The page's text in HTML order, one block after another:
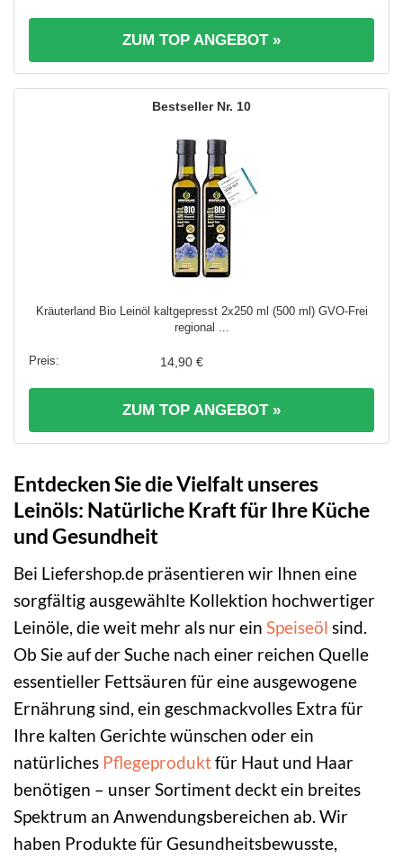
ZUM TOP ANGEBOT »
10
Kräuterland Bio Leinöl kaltgepresst 2x250 ml (500 ml) GVO-Frei
regional ...
14,90 €
ZUM TOP ANGEBOT »
Entdecken Sie die Vielfalt unseres
Leinöls: Natürliche Kraft für Ihre Küche
und Gesundheit
Bei Liefershop.de präsentieren wir Ihnen eine
sorgfältig ausgewählte Kollektion hochwertiger
Leinöle, die weit mehr als nur ein Speiseöl sind.
Ob Sie auf der Suche nach einer reichen Quelle
essentieller Fettsäuren für eine ausgewogene
Ernährung sind, ein geschmackvolles Extra für
Ihre kalten Gerichte wünschen oder ein
natürliches Pflegeproduktfür Haut und Haar
benötigen – unser Sortiment deckt ein breites
Spektrum an Anwendungsbereichen ab. Wir
haben Produkte für Gesundheitsbewusste,